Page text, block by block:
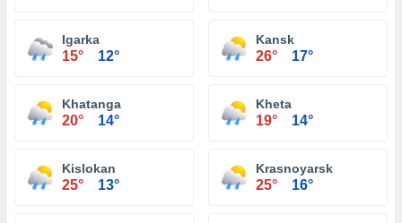
Igarka
15° 12°
Kansk
26° 17°
Khatanga
20° 14°
Kheta
19° 14°
Kislokan
25° 13°
Krasnoyarsk
25° 16°